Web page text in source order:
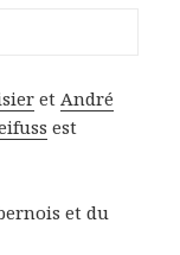
etAndré
est
et du